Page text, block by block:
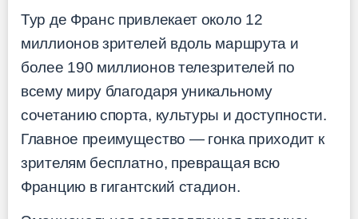
Тур де Франс привлекает около 12
миллионов зрителей вдоль маршрута и
более 190 миллионов телезрителей по
всему миру благодаря уникальному
сочетанию спорта, культуры и доступности.
Главное преимущество — гонка приходит к
зрителям бесплатно, превращая всю
Францию в гигантский стадион.